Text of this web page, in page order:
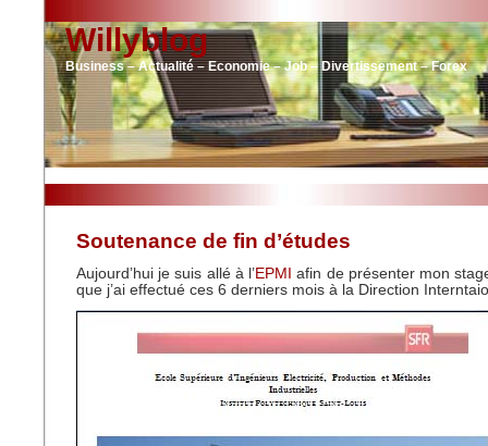
Willyblog
Business – Actualité – Economie – Job – Divertissement – Forex
Soutenance de fin d’études
Aujourd’hui je suis allé à l’EPMI
afin de présenter mon
que j’ai effectué ces 6 derniers mois à la Direction